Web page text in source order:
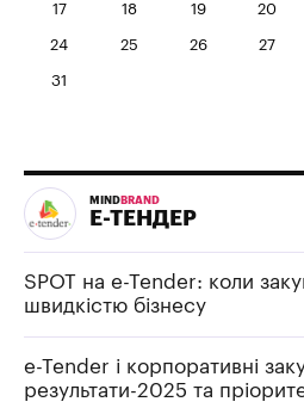
17 18 19 20
24 25 26 27
31
MIND BRAND
Е-ТЕНДЕР
SPOT на e-Tender: коли
швидкістю бізнесу
e-Tender і корпоративні
результати-2025 та